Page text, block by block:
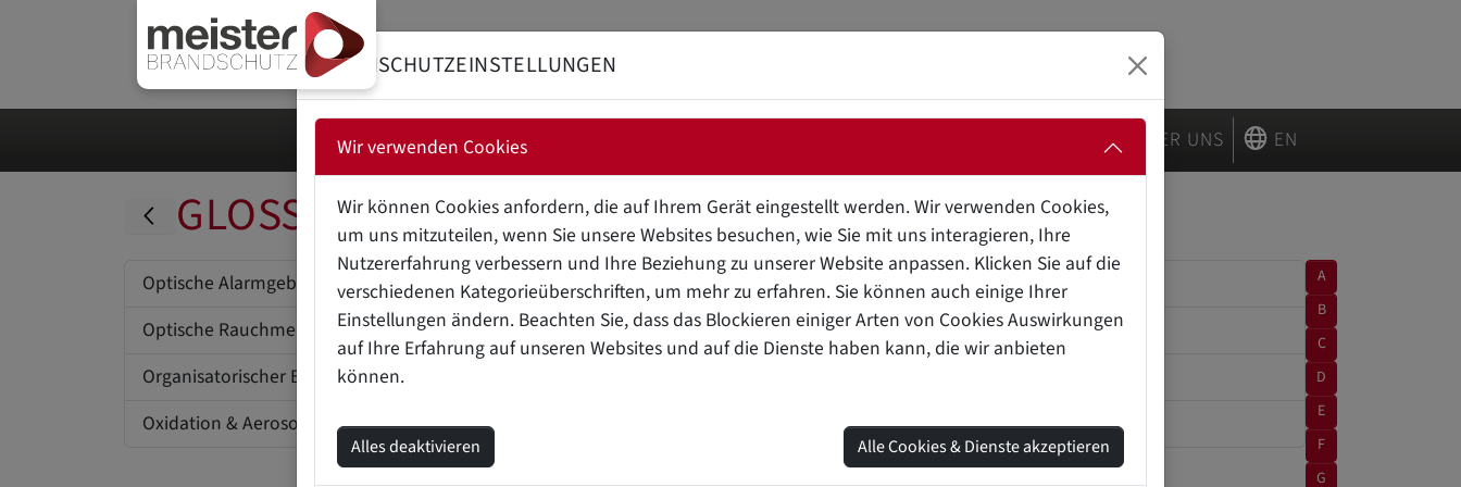
LÖSUNGEN ÜBER UNS EN
GLOSSAR O
Optische Alarmgeber
Optische Rauchmelder (Photoelektrisch)
Organisatorischer Brandschutz
Oxidation & Aerosollöschsysteme
A
B
C
D
E
F
G
DATENSCHUTZEINSTELLUNGEN
Wir verwenden Cookies
Wir können Cookies anfordern, die auf Ihrem Gerät eingestellt werden. Wir verwenden Cookies,
um uns mitzuteilen, wenn Sie unsere Websites besuchen, wie Sie mit uns interagieren, Ihre
Nutzererfahrung verbessern und Ihre Beziehung zu unserer Website anpassen. Klicken Sie auf die
verschiedenen Kategorieüberschriften, um mehr zu erfahren. Sie können auch einige Ihrer
Einstellungen ändern. Beachten Sie, dass das Blockieren einiger Arten von Cookies Auswirkungen
auf Ihre Erfahrung auf unseren Websites und auf die Dienste haben kann, die wir anbieten
können.
Alles deaktivieren Alle Cookies & Dienste akzeptieren